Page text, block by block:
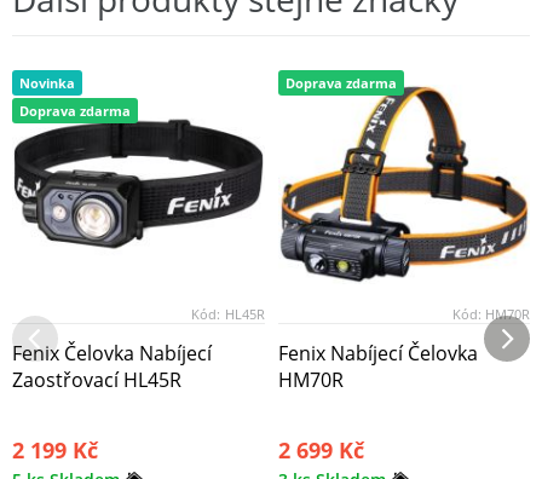
Novinka
Doprava zdarma
Kód: HL45R
Fenix Čelovka Nabíjecí
Zaostřovací HL45R
2 199 Kč
Doprava zdarma
Kód: HM70R
Fenix Nabíjecí Čelovka
HM70R
2 699 Kč